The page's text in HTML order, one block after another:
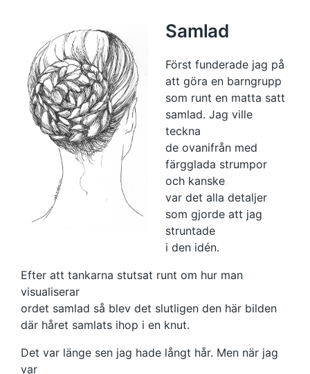
Samlad
Först funderade jag på
att göra en barngrupp
som runt en matta satt
samlad. Jag ville
teckna
de ovanifrån med
färgglada strumpor
och kanske
var det alla detaljer
som gjorde att jag
struntade
i den idén.
Efter att tankarna stutsat runt om hur man
visualiserar
ordet samlad så blev det slutligen den här bilden
där håret samlats ihop i en knut.
Det var länge sen jag hade långt hår. Men när jag
var